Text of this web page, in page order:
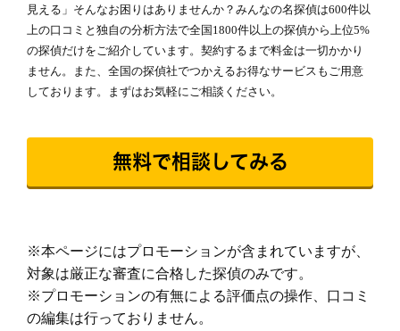
間延長以外一切なし！
依頼者様にあった最適なプランを、オーダーメ
イドで提案します。
8/7
○
8/8
○
8/9
○
8/10
○
8/11
○
8/12
○
8/13
○
8/14
見える」そんなお困りはありませんか？みんなの名探偵は600件以
上の口コミと独自の分析方法で全国1800件以上の探偵から上位5%
の探偵だけをご紹介しています。契約するまで料金は一切かかり
ません。また、全国の探偵社でつかえるお得なサービスもご用意
しております。まずはお気軽にご相談ください。
無料で相談してみる
※本ページにはプロモーションが含まれていますが、
対象は厳正な審査に合格した探偵のみです。
※プロモーションの有無による評価点の操作、口コミ
の編集は行っておりません。